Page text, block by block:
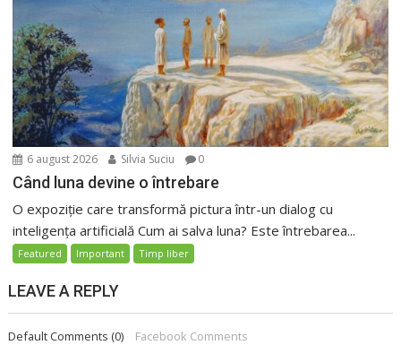
6 august 2026 Silvia Suciu 0
Când luna devine o întrebare
O expoziție care transformă pictura într-un dialog cu
inteligența artificială Cum ai salva luna? Este întrebarea...
Featured Important Timp liber
LEAVE A REPLY
Default Comments (0) Facebook Comments